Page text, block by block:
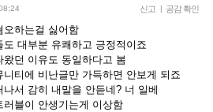
신고 공감 확인
오하는걸 싫어함
대부분 유쾌하고 긍정적이죠
던 이유도 동일하다고 봄
티에 비난글만 가득하면 안보게 되죠
서 감히 내말을 안듣네? 너 일베
블이 안생기는게 이상함